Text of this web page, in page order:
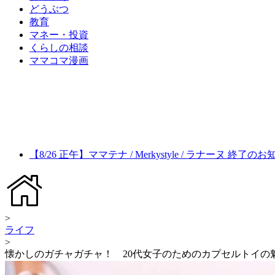
どうぶつ
教育
マネー・投資
くらしの相談
ママコマ漫画
【8/26 正午】ママテナ / Merkystyle / ラナーヌ 終了のお
>
ライフ
>
懐かしのガチャガチャ！ 20代女子のためのカプセルトイの